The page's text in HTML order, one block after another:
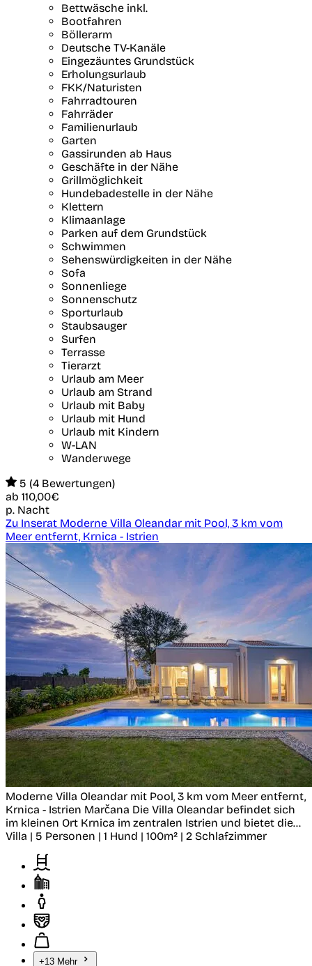
Bettwäsche inkl.
Bootfahren
Böllerarm
Deutsche TV-Kanäle
Eingezäuntes Grundstück
Erholungsurlaub
FKK/Naturisten
Fahrradtouren
Fahrräder
Familienurlaub
Garten
Gassirunden ab Haus
Geschäfte in der Nähe
Grillmöglichkeit
Hundebadestelle in der Nähe
Klettern
Klimaanlage
Parken auf dem Grundstück
Schwimmen
Sehenswürdigkeiten in der Nähe
Sofa
Sonnenliege
Sonnenschutz
Sporturlaub
Staubsauger
Surfen
Terrasse
Tierarzt
Urlaub am Meer
Urlaub am Strand
Urlaub mit Baby
Urlaub mit Hund
Urlaub mit Kindern
W-LAN
Wanderwege
5 (4 Bewertungen)
ab 110,00€
p. Nacht
Zu Inserat Moderne Villa Oleandar mit Pool, 3 km vom
Meer entfernt, Krnica - Istrien
Moderne Villa Oleandar mit Pool, 3 km vom Meer entfernt,
Krnica - Istrien Marčana Die Villa Oleandar befindet sich
im kleinen Ort Krnica im zentralen Istrien und bietet die...
Villa | 5 Personen | 1 Hund | 100m² | 2 Schlafzimmer
+13 Mehr